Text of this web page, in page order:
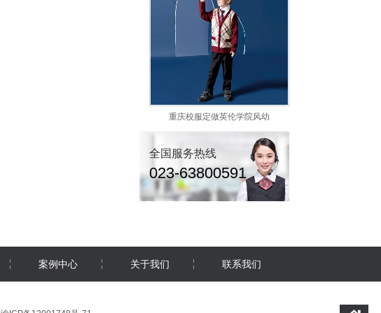
重庆校服定做英伦学院风幼
全国服务热线
023-63800591
案例中心 关于我们 联系我们